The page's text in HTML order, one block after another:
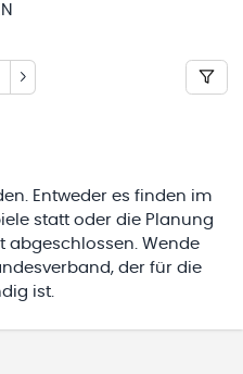
Entweder es finden im
statt oder die Planung
abgeschlossen. Wende
der für die
ist.